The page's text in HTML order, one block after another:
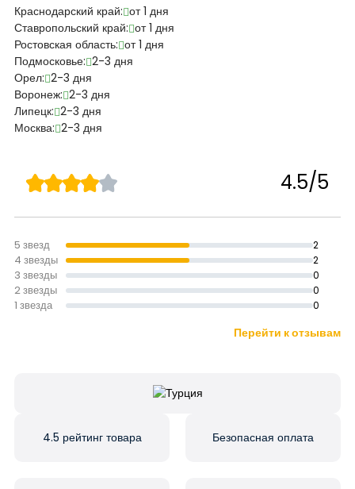
Краснодарский край: от 1 дня
Ставропольский край: от 1 дня
Ростовская область: от 1 дня
Подмосковье: 2-3 дня
Орел: 2-3 дня
Воронеж: 2-3 дня
Липецк: 2-3 дня
Москва: 2-3 дня
4.5/5
5 звезд 2
4 звезды 2
3 звезды 0
2 звезды 0
1 звезда 0
Перейти к отзывам
4.5 рейтинг товара Безопасная оплата